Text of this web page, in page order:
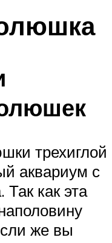
трехиглой
аквариум с
как эта
же вы